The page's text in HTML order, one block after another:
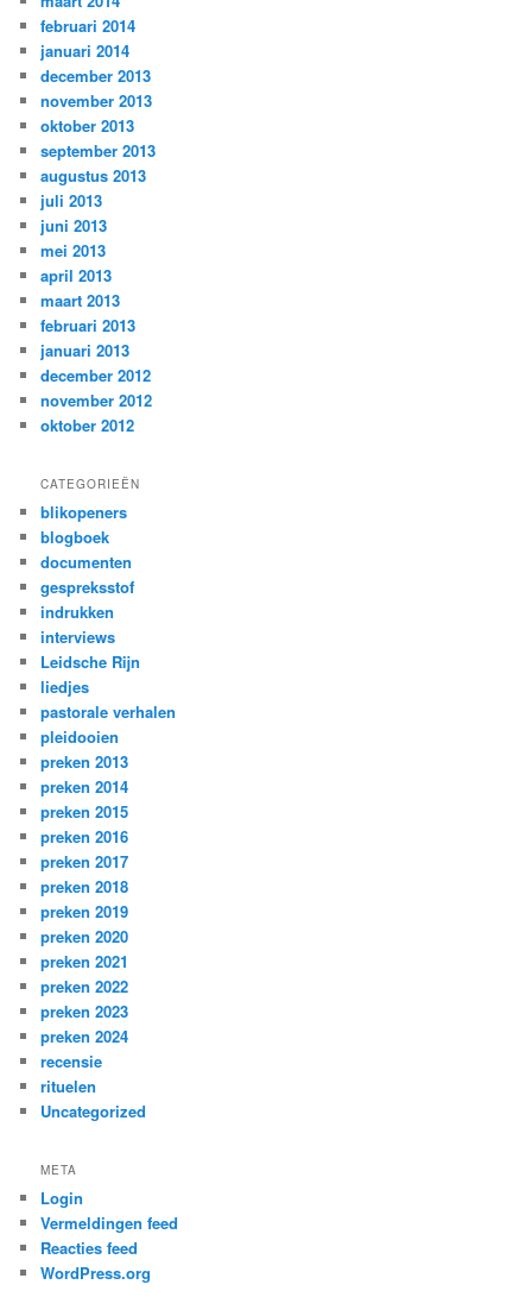
februari 2014
januari 2014
december 2013
november 2013
oktober 2013
september 2013
augustus 2013
juli 2013
juni 2013
mei 2013
april 2013
maart 2013
februari 2013
januari 2013
december 2012
november 2012
oktober 2012
CATEGORIEËN
blikopeners
blogboek
documenten
gespreksstof
indrukken
interviews
Leidsche Rijn
liedjes
pastorale verhalen
pleidooien
preken 2013
preken 2014
preken 2015
preken 2016
preken 2017
preken 2018
preken 2019
preken 2020
preken 2021
preken 2022
preken 2023
preken 2024
recensie
rituelen
Uncategorized
META
Login
Vermeldingen feed
Reacties feed
WordPress.org